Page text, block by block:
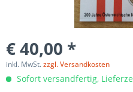
€ 40,00 *
inkl. MwSt.zzgl. Versandkosten
Sofort versandfertig,